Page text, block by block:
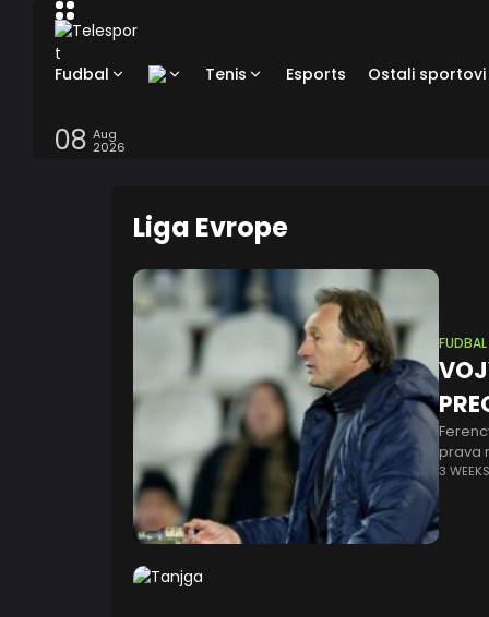
Fudbal Tenis Esports Ostali sportovi
08 Aug
2026
Liga Evrope
FUDBAL
prava
20.15
3